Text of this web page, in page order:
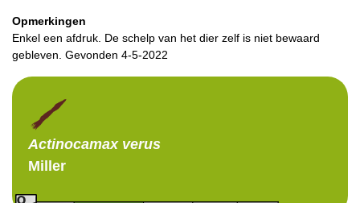
Opmerkingen
Enkel een afdruk. De schelp van het dier zelf is niet bewaard
gebleven. Gevonden 4-5-2022
Actinocamaxverus
Miller